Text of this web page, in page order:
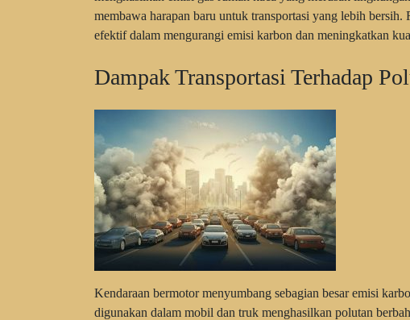
membawa harapan baru untuk transportasi yang lebih
efektif dalam mengurangi emisi karbon dan meningkatkan
Dampak Transportasi Terhadap
Kendaraan bermotor menyumbang sebagian besar emisi
digunakan dalam mobil dan truk menghasilkan polutan